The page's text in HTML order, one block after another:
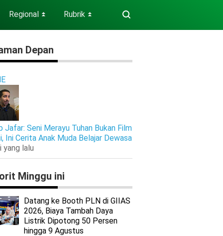
Regional ⏬ Rubrik ⏬
Depan
Jafar: Seni Merayu Tuhan Bukan Film
Ini Cerita Anak Muda Belajar Dewasa
yang lalu
Minggu ini
Datang ke Booth PLN di GIIAS
2026, Biaya Tambah Daya
Listrik Dipotong 50 Persen
hingga 9 Agustus